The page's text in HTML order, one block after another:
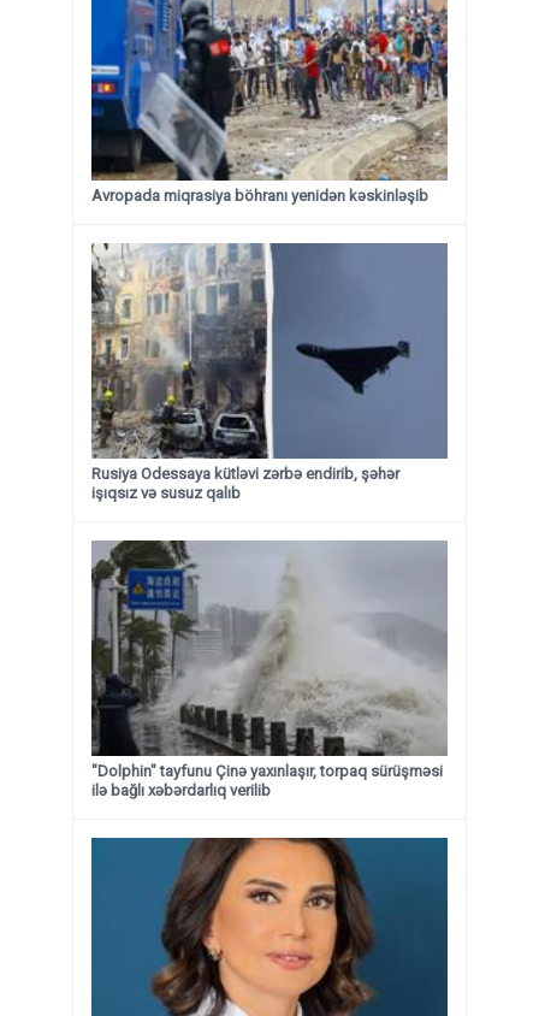
Avropada miqrasiya böhranı yenidən kəskinləşib
Rusiya Odessaya kütləvi zərbə endirib, şəhər
işıqsız və susuz qalıb
"Dolphin" tayfunu Çinə yaxınlaşır, torpaq sürüşməsi
ilə bağlı xəbərdarlıq verilib